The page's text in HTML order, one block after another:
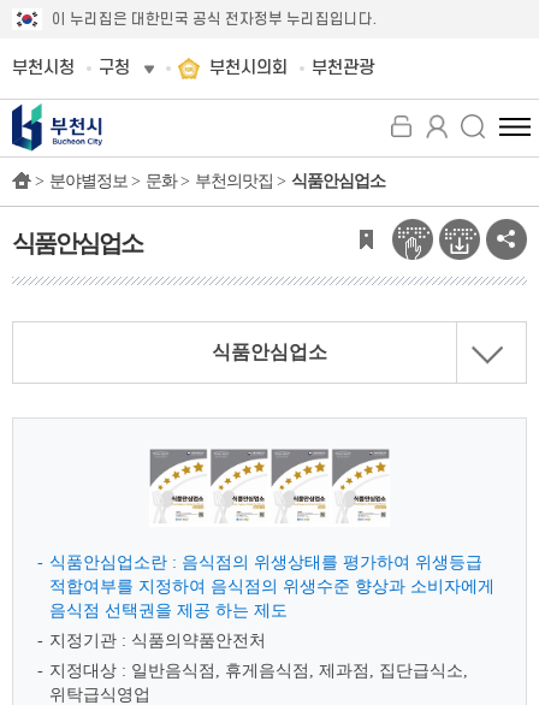
이 누리집은 대한민국 공식 전자정부 누리집입니다.
부천시청 구청 부천시의회 부천관광
전
체
뉴
보
기
> 분야별정보 > 문화 > 부천의맛집 > 식품안심업소
식품안심업소
식품안심업소
식품안심업소란 : 음식점의 위생상태를 평가하여 위생등급
적합여부를 지정하여 음식점의 위생수준 향상과 소비자에게
음식점 선택권을 제공 하는 제도
지정기관 : 식품의약품안전처
지정대상 : 일반음식점, 휴게음식점, 제과점, 집단급식소,
위탁급식영업